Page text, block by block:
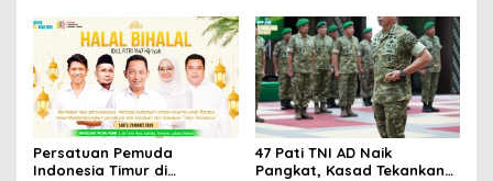
dengan Citra Nan Anggun
Sukseskan 100 Tahun Jam
Gadang
Persatuan Pemuda
Indonesia Timur di
47 Pati TNI AD Naik
Pangkat, Kasad Tekankan